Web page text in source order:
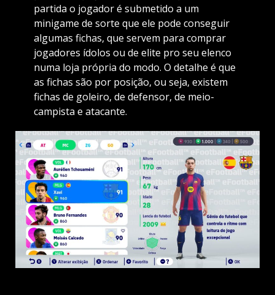
partida o jogador é submetido a um
minigame de sorte que ele pode conseguir
algumas fichas, que servem para comprar
jogadores ídolos ou de elite pro seu elenco
numa loja própria do modo. O detalhe é que
as fichas são por posição, ou seja, existem
fichas de goleiro, de defensor, de meio-
campista e atacante.